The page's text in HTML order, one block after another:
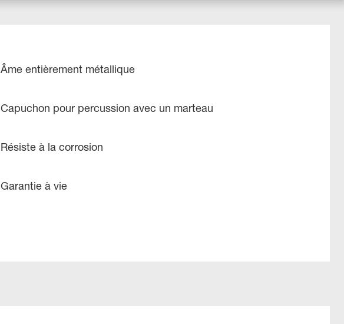
Âme entièrement métallique
Capuchon pour percussion avec un marteau
Résiste à la corrosion
Garantie à vie